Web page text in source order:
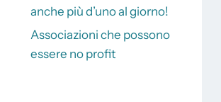
anche più d’uno al giorno!
Associazioni che possono
essere no profit